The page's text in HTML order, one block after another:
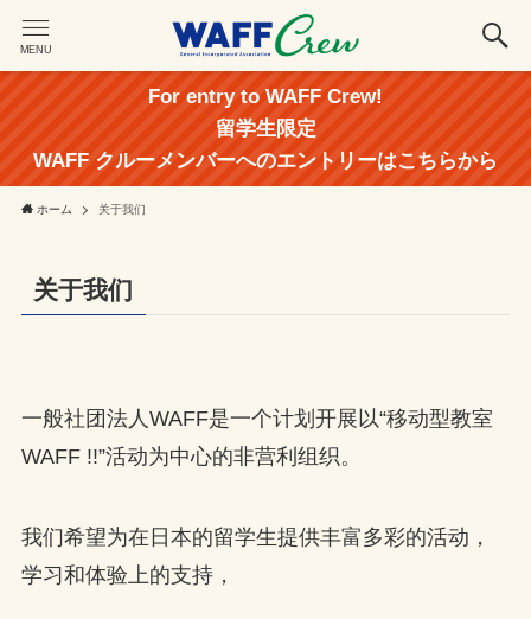
MENU
For entry to WAFF Crew!
留学生限定
WAFF クルーメンバーへのエントリーはこちらから
ホーム 关于我们
关于我们
一般社团法人WAFF是一个计划开展以“移动型教室
WAFF !!”活动为中心的非营利组织。
我们希望为在日本的留学生提供丰富多彩的活动，
学习和体验上的支持，